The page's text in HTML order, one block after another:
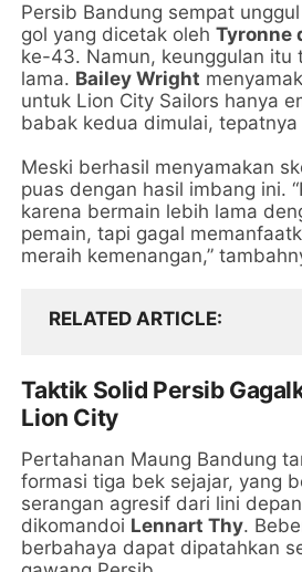
Persib Bandung sempat
gol yang dicetak olehTyronne
ke-43. Namun, keunggulan itu
lama. Bailey Wright
untuk Lion City Sailors hanya
babak kedua dimulai,
Meski berhasil menyamakan
puas dengan hasil imbang ini.
karena bermain lebih lama
pemain, tapi gagal
meraih kemenangan,”
RELATED ARTICLE
Taktik Solid Persib
Lion City
Pertahanan Maung Bandung
formasi tiga bek sejajar, yang
serangan agresif dari lini
dikomandoi Lennart Thy.
berbahaya dapat dipatahkan